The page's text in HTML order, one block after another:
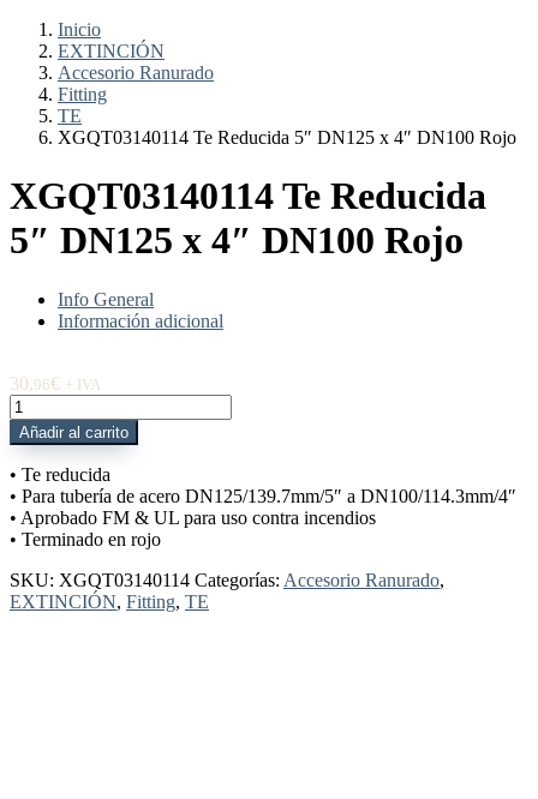
Inicio
EXTINCIÓN
Accesorio Ranurado
Fitting
TE
XGQT03140114 Te Reducida 5″ DN125 x 4″ DN100 Rojo
XGQT03140114 Te Reducida
5″ DN125 x 4″ DN100 Rojo
Info General
Información adicional
30,96€ + IVA
XGQT03140114
Te
Reducida
5"
DN125
x
4"
Rojo
cantidad
Añadir al carrito
• Te reducida
• Para tubería de acero DN125/139.7mm/5″ a DN100/114.3mm/4″
• Aprobado FM & UL para uso contra incendios
• Terminado en rojo
SKU: XGQT03140114 Categorías: Accesorio Ranurado,
EXTINCIÓN, Fitting, TE